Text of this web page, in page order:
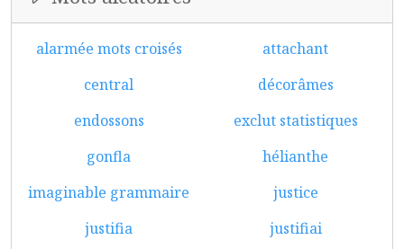
alarmée mots croisés
attachant
central
décorâmes
endossons
exclut statistiques
gonfla
hélianthe
imaginable grammaire
justice
justifia
justifiai